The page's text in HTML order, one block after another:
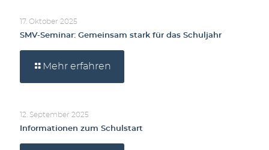
17. Oktober 2025
SMV-Seminar: Gemeinsam stark für das Schuljahr
Mehr erfahren
12. September 2025
Informationen zum Schulstart